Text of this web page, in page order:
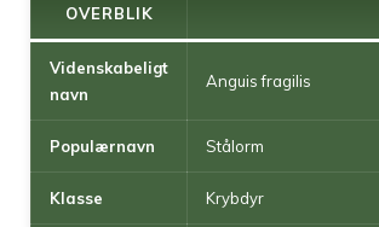
OVERBLIK
Videnskabeligt
navn
Anguis fragilis
Populærnavn Stålorm
Klasse Krybdyr